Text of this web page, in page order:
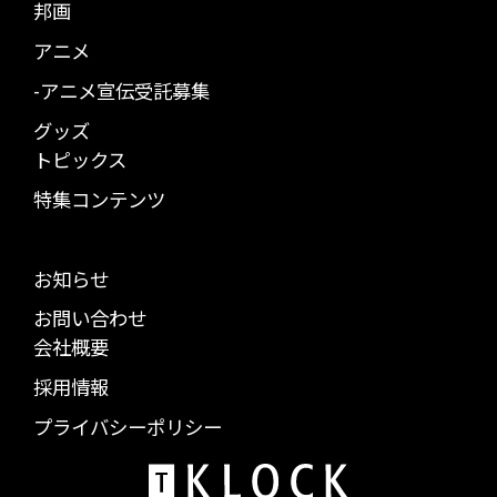
邦画
アニメ
-アニメ宣伝受託募集
グッズ
トピックス
特集コンテンツ
お知らせ
お問い合わせ
会社概要
採用情報
プライバシーポリシー